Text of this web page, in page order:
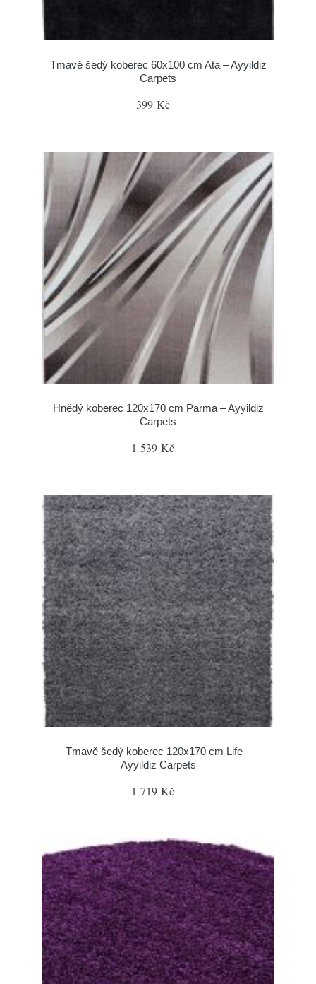
Tmavě šedý koberec 60x100 cm Ata – Ayyildiz
Carpets
399 Kč
Hnědý koberec 120x170 cm Parma – Ayyildiz
Carpets
1 539 Kč
Tmavě šedý koberec 120x170 cm Life –
Ayyildiz Carpets
1 719 Kč